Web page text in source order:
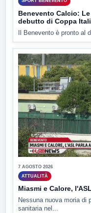
Benevento Calcio:
debutto di Coppa
Il Benevento è pronto al
7 AGOSTO 2026
ATTUALITÀ
Miasmi e Calore,
Nessuna nuova moria di
sanitaria nel...